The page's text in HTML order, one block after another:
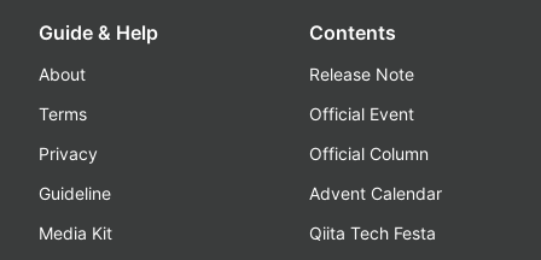
Guide & Help
About
Terms
Privacy
Guideline
Media Kit
Contents
Release Note
Official Event
Official Column
Advent Calendar
Qiita Tech Festa